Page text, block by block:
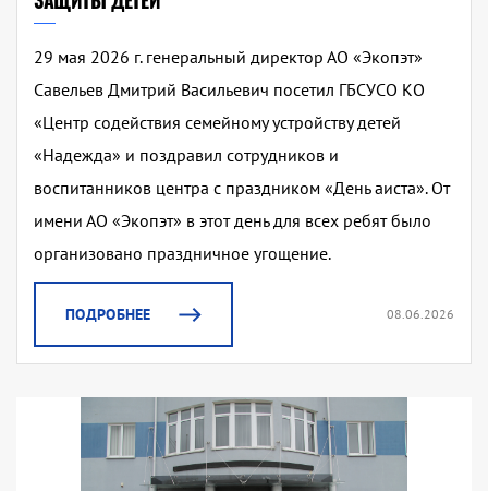
29 мая 2026 г. генеральный директор АО «Экопэт»
Савельев Дмитрий Васильевич посетил ГБСУСО КО
«Центр содействия семейному устройству детей
«Надежда» и поздравил сотрудников и
воспитанников центра с праздником «День аиста». От
имени АО «Экопэт» в этот день для всех ребят было
организовано праздничное угощение.
ПОДРОБНЕЕ 08.06.2026